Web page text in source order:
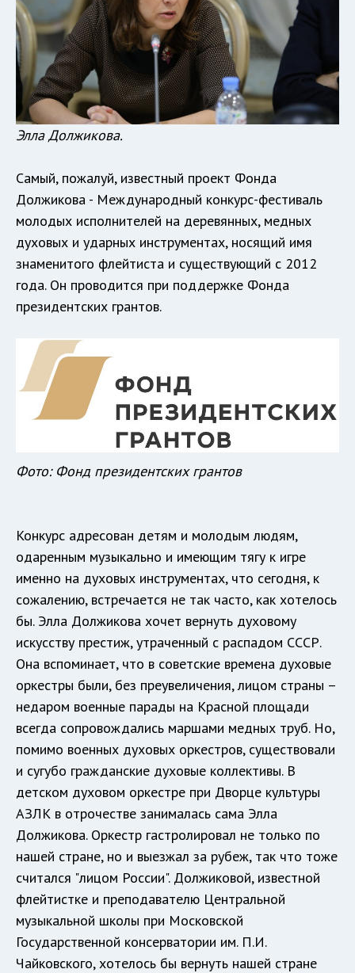
Элла Должикова.
Самый, пожалуй, известный проект Фонда
Должикова - Международный конкурс-фестиваль
молодых исполнителей на деревянных, медных
духовых и ударных инструментах, носящий имя
знаменитого флейтиста и существующий с 2012
года. Он проводится при поддержке Фонда
президентских грантов.
Фото: Фонд президентских грантов
Конкурс адресован детям и молодым людям,
одаренным музыкально и имеющим тягу к игре
именно на духовых инструментах, что сегодня, к
сожалению, встречается не так часто, как хотелось
бы. Элла Должикова хочет вернуть духовому
искусству престиж, утраченный с распадом СССР.
Она вспоминает, что в советские времена духовые
оркестры были, без преувеличения, лицом страны –
недаром военные парады на Красной площади
всегда сопровождались маршами медных труб. Но,
помимо военных духовых оркестров, существовали
и сугубо гражданские духовые коллективы. В
детском духовом оркестре при Дворце культуры
АЗЛК в отрочестве занималась сама Элла
Должикова. Оркестр гастролировал не только по
нашей стране, но и выезжал за рубеж, так что тоже
считался "лицом России". Должиковой, известной
флейтистке и преподавателю Центральной
музыкальной школы при Московской
Государственной консерватории им. П.И.
Чайковского, хотелось бы вернуть нашей стране